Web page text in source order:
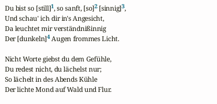
Du bist so [still]1, so sanft, [so]2 [sinnig]3,
Und schau' ich dir in's Angesicht,
Da leuchtet mir verständnißinnig
Der [dunkeln]4 Augen frommes Licht.
Nicht Worte giebst du dem Gefühle,
Du redest nicht, du lächelst nur;
So lächelt in des Abends Kühle
Der lichte Mond auf Wald und Flur.